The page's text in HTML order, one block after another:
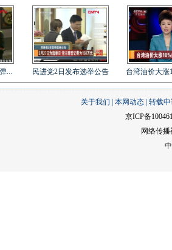
... 民进党2日发布选举公告 台湾油价大涨
关于我们 本网动态 转载
京ICP备
网络传